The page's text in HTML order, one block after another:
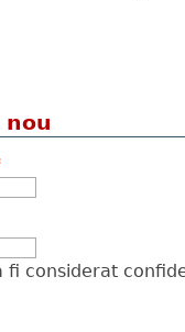
nou
fi considerat